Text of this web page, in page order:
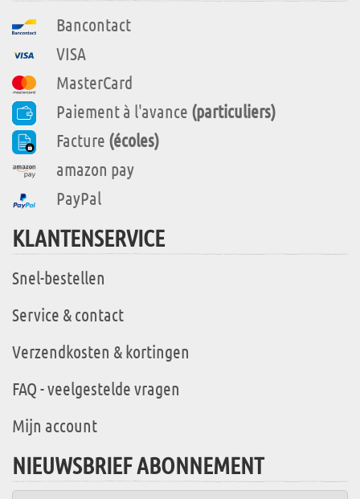
Bancontact
VISA
MasterCard
Paiement à l'avance (particuliers)
Facture (écoles)
amazon pay
PayPal
KLANTENSERVICE
Snel-bestellen
Service & contact
Verzendkosten & kortingen
FAQ - veelgestelde vragen
Mijn account
NIEUWSBRIEF ABONNEMENT